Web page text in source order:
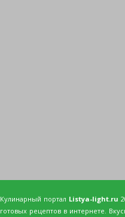
Кулинарный портал Listya-light.ru
готовых рецептов в интернете.